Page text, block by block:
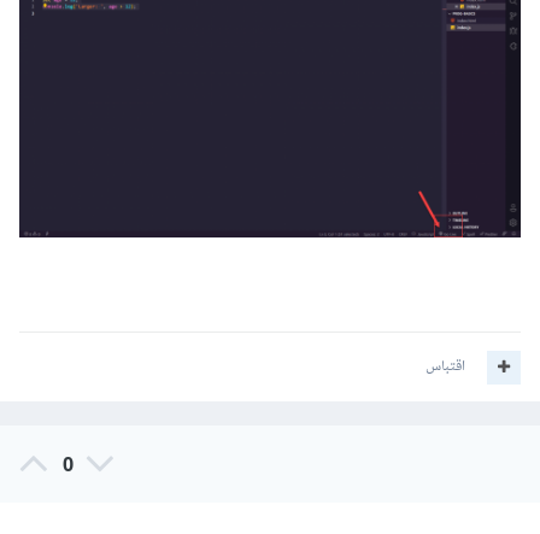
اقتباس
0